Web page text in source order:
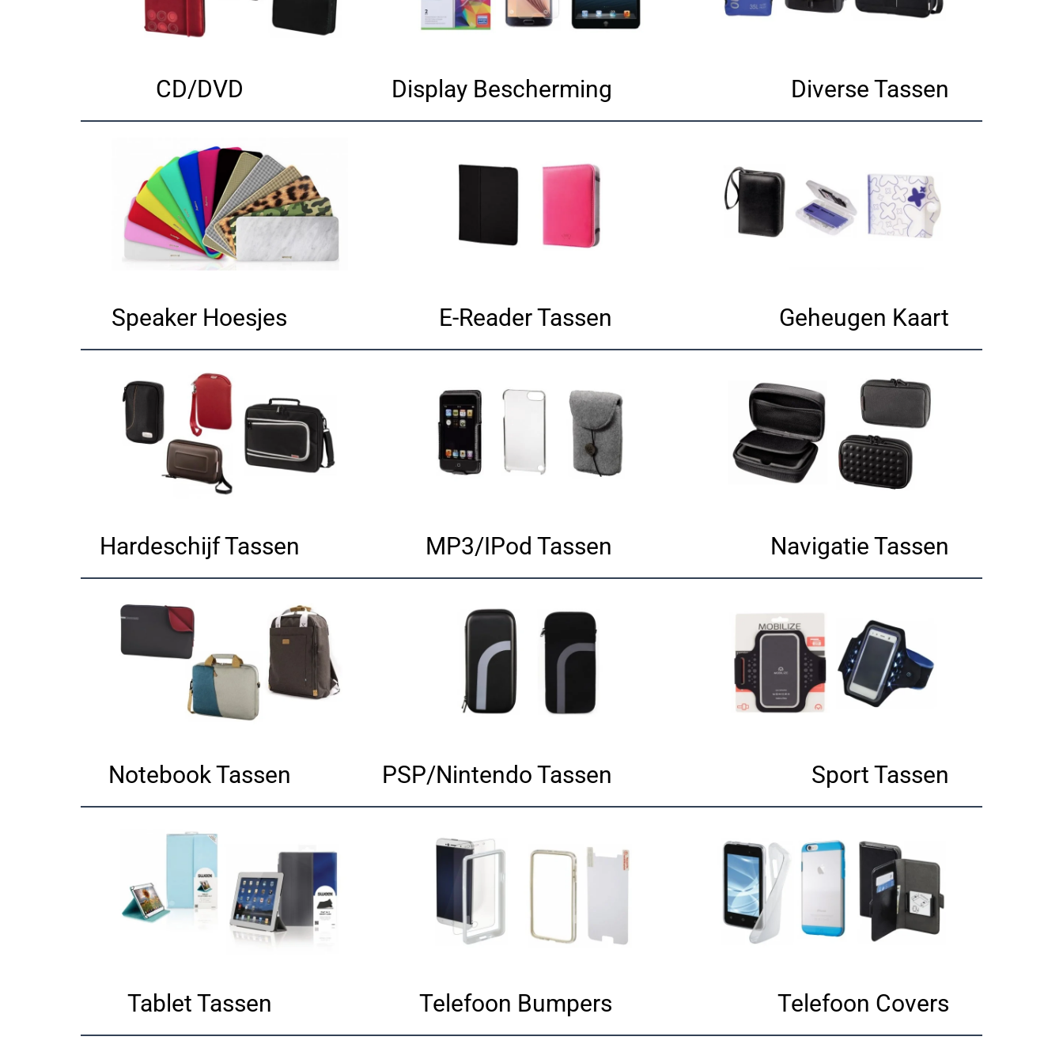
CD/DVD Display Bescherming Diverse Tassen
Speaker Hoesjes E-Reader Tassen Geheugen Kaart
Hardeschijf Tassen MP3/IPod Tassen Navigatie Tassen
Notebook Tassen PSP/Nintendo Tassen Sport Tassen
Tablet Tassen Telefoon Bumpers Telefoon Covers